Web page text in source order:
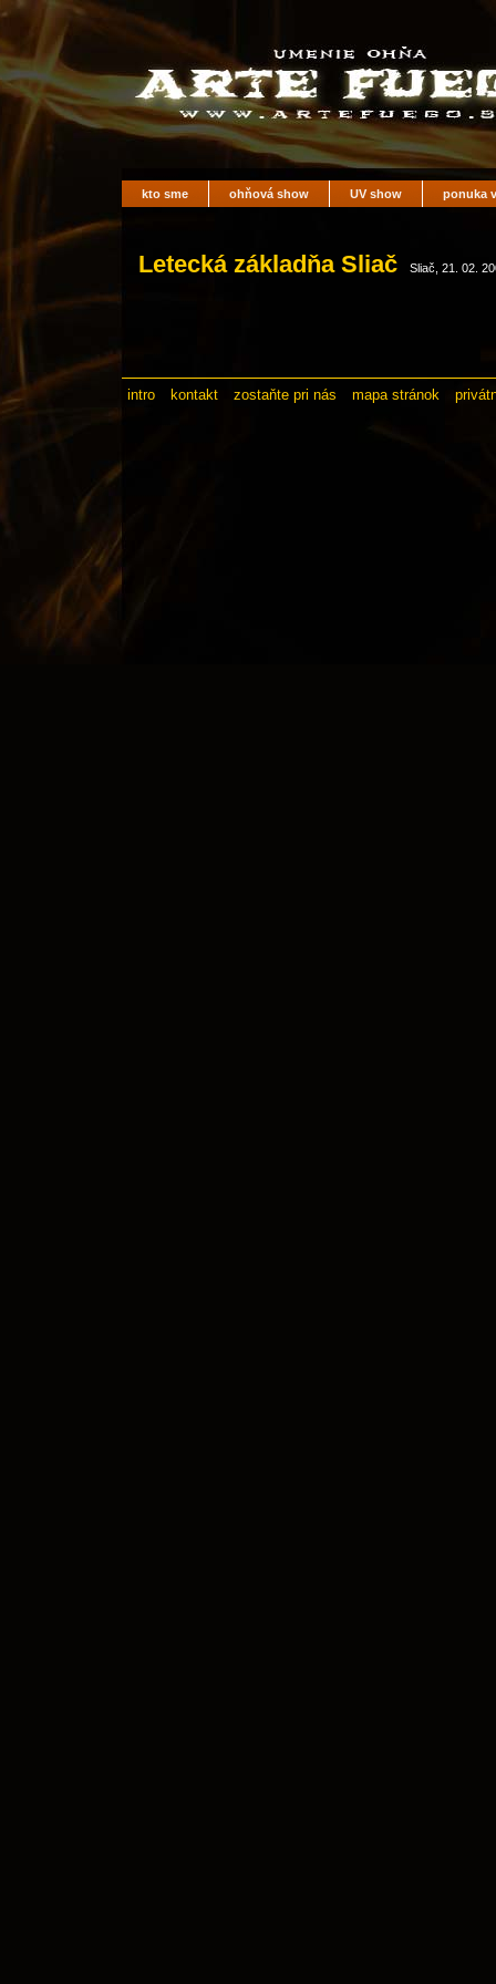
kto sme ohňová show UV show ponuka
Letecká základňa Sliač Sliač, 21. 02.
intro kontakt zostaňte pri nás mapa stránok